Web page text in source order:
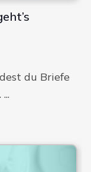
du Briefe